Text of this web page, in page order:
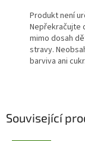
Související
Produkt není
Nepřekračujte
mimo dosah
stravy.
barviva ani